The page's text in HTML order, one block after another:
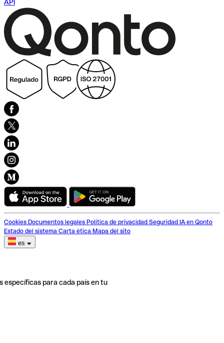
API
Cookies Documentos legales Política de privacidad Seguridad IA en Qonto
Estado del sistema Carta ética Mapa del sito
es
específicas para cada país en tu